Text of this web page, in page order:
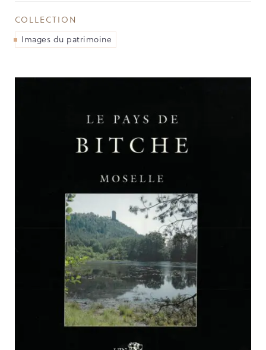
INVENTAIRE TOPOGRAPHIQUE
PARCOURS DU PATRIMOINE
Agenda
Ressources
CATALOGUE BIBLIOGRAPHIQUE
NOS CENTRES DE DOCUMENTATION
NOS EXPOSITIONS
BASES DE DONNÉES DU
PATRIMOINE
ANNIVERSAIRE DE L’INVENTAIRE
GÉNÉRAL
COLLECTION
Images du patrimoine